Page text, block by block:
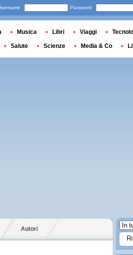
Autori
Password
Musica Libri Viaggi
Salute Scienze Media & Co